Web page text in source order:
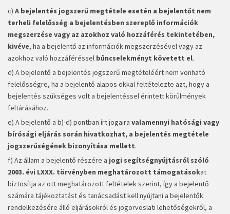
c) A bejelentés jogszerű megtétele esetén a bejelentőt nem
terheli felelősség a bejelentésben szereplő információk
megszerzése vagy az azokhoz való hozzáférés tekintetében,
kivéve, ha a bejelentő az információk megszerzésével vagy az
azokhoz való hozzáféréssel bűncselekményt követett el.
d) A bejelentő a bejelentés jogszerű megtételéért nem vonható
felelősségre, ha a bejelentő alapos okkal feltételezte azt, hogy a
bejelentés szükséges volt a bejelentéssel érintett körülmények
feltárásához.
e) A bejelentő a b)-d) pontban írt jogaira valamennyi hatósági vagy
bírósági eljárás során hivatkozhat, a bejelentés megtétele
jogszerűségének bizonyítása mellett.
f) Az állam a bejelentő részére a jogi segítségnyújtásról szóló
2003. évi LXXX. törvényben meghatározott támogatásokat
biztosítja az ott meghatározott feltételek szerint, így a bejelentő
számára tájékoztatást és tanácsadást kell nyújtani a bejelentők
rendelkezésére álló eljárásokról és jogorvoslati lehetőségekről, a